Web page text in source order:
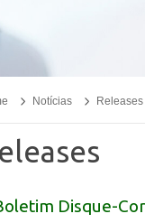
Notícias Releases
Disque-